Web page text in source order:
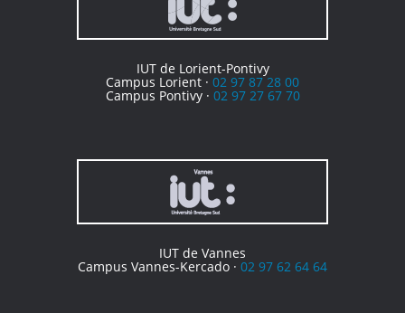
IUT de Lorient-Pontivy
Campus Lorient · 02 97 87 28 00
Campus Pontivy · 02 97 27 67 70
IUT de Vannes
Campus Vannes-Kercado · 02 97 62 64 64